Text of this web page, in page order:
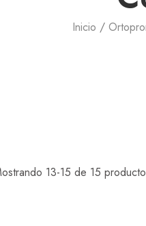
Inicio
13-15 de 15